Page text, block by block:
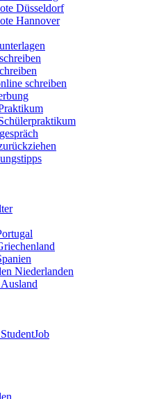
Düsseldorf
Hannover
schreiben
Niederlanden